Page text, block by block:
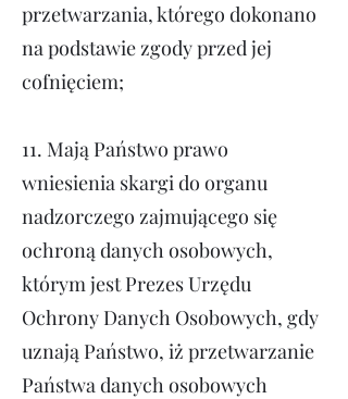
przetwarzania, którego dokonano
na podstawie zgody przed jej
cofnięciem;
11. Mają Państwo prawo
wniesienia skargi do organu
nadzorczego zajmującego się
ochroną danych osobowych,
którym jest Prezes Urzędu
Ochrony Danych Osobowych, gdy
uznają Państwo, iż przetwarzanie
Państwa danych osobowych